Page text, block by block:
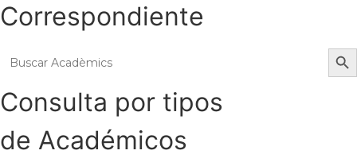
Correspondiente
Buscar:
Consulta por tipos
de Académicos